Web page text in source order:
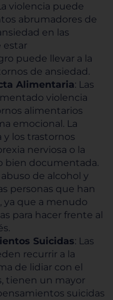
violencia puede
abrumadores de
en las
estar
puede llevar a la
de ansiedad.
Alimentaria: Las
violencia
alimentarios
emocional. La
y los trastornos
nerviosa o la
bien documentada.
abuso de alcohol y
personas que han
ya que a menudo
para hacer frente al
Suicidas: Las
recurrir a la
de lidiar con el
tienen un mayor
suicidas